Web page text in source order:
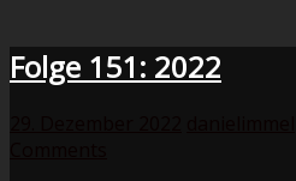
Folge 151: 2022